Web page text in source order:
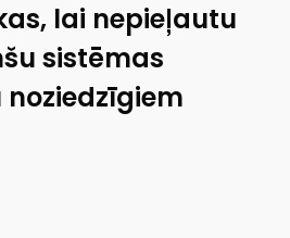
lai nepieļautu
sistēmas